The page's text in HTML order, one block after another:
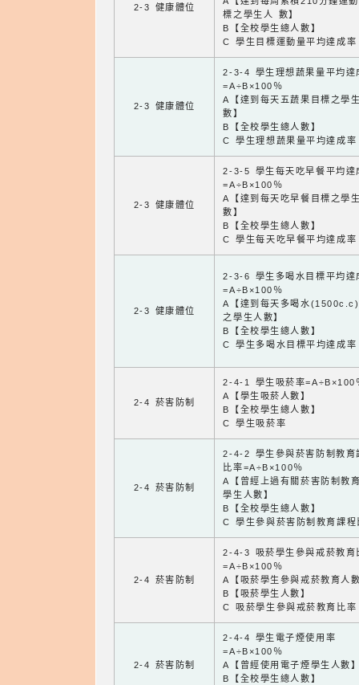
2-3 健康體位
標之學生人 數】
B【全校學生總人數】
C 學生目標運動量平均達成率
2-3 健康體位
2-3-4 學生理想蔬果量平均達
=A÷B×100％
A【達到每天五蔬果目標之學
數】
B【全校學生總人數】
C 學生理想蔬果量平均達成率
2-3 健康體位
2-3-5 學生每天吃早餐平均達
=A÷B×100％
A【達到每天吃早餐目標之學
數】
B【全校學生總人數】
C 學生每天吃早餐平均達成率
2-3 健康體位
2-3-6 學生多喝水目標平均達
=A÷B×100％
A【達到每天多喝水
之學生人數】
B【全校學生總人數】
C 學生多喝水目標平均達成率
2-4 菸害防制
2-4-1 學生吸菸率=A÷B×100
A【學生吸菸人數】
B【全校學生總人數】
C 學生吸菸率
2-4 菸害防制
2-4-2 學生參與菸害防制教育
比率=A÷B×100％
A【曾經上過有關菸害防制教
學生人數】
B【全校學生總人數】
C 學生參與菸害防制教育課程
2-4 菸害防制
2-4-3 吸菸學生參與戒菸教育
=A÷B×100％
A【吸菸學生參與戒菸教育人
B【吸菸學生人數】
C 吸菸學生參與戒菸教育比率
2-4 菸害防制
2-4-4 學生電子煙使用率
=A÷B×100％
A【曾經使用電子煙學生人數
B【全校學生總人數】